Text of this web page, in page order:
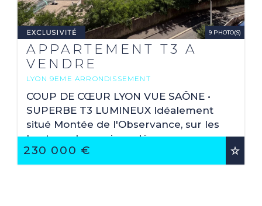
9 PHOTO(S)
APPARTEMENT T3 A
VENDRE
LYON 9EME ARRONDISSEMENT
59.06 M2
230 000 €
COUP DE CŒUR LYON VUE SAÔNE •
SUPERBE T3 LUMINEUX Idéalement
situé Montée de l'Observance, sur les
hauteurs lyonnaises, découvrez ce
charmant appartement T3 offrant une
magnifique vue dégagée sur ...